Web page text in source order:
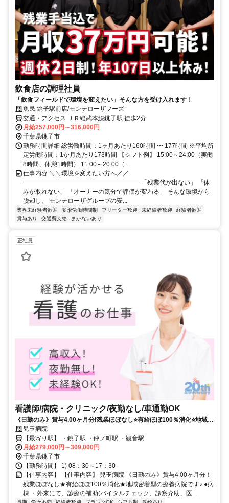
飲食店の調理社員
「飲食フィールドで環境を変えたい」そんな方を受け入れます！
魚民 銚子駅前店/モンテローザフーズ
交通・アクセス ＪＲ総武本線銚子駅 徒歩2分
月給257,000円～316,000円
千葉県銚子市
勤務時間詳細 総労働時間：1ヶ月あたり160時間 〜 177時間 ※平均所
定労働時間：1か月あたり173時間 【シフト例】 15:00～24:00（実働
8時間、休憩1時間） 11:00～20:00（...
仕事内容 ＼＼環境を変えたい方へ／／
━━━━━━━━━━━━━━━━━━━ 「残業代が出ない」 「休
みが取れない」 「オーナーの気分で評価が変わる」 そんな環境から
脱却し、 モンテローザグループの安...
業界未経験者歓迎 変形労働時間制 フリーター歓迎 未経験者歓迎
経験者歓迎
賞与あり
交通費支給 まかないあり
正社員
看護師/病院・クリニック/夜勤なし/車通勤OK
《日勤のみ》賞与4.00ヶ月分❗️残業ほぼなし⭐有給ほぼ100％消化⭐地域密
着型の療養病院です✨
兒玉病院
【最寄り駅】 ・銚子駅 ・仲ノ町駅 ・観音駅
月給279,000円～309,000円
千葉県銚子市
【勤務時間】 1) 08：30～17：30
【仕事内容】 【仕事内容】 兒玉病院 《日勤のみ》賞与4.00ヶ月分！
残業ほぼなし★有給ほぼ100％消化★地域密着型の療養病院です♪ ●病
棟 ・外来にて、診療の補助(バイタルチェック、診察介助、医...